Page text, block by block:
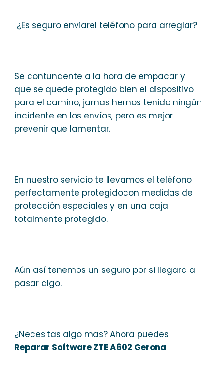
¿Es seguro enviarel teléfono para arreglar?
Se contundente a la hora de empacar y
que se quede protegido bien el dispositivo
para el camino, jamas hemos tenido ningún
incidente en los envíos, pero es mejor
prevenir que lamentar.
En nuestro servicio te llevamos el teléfono
perfectamente protegidocon medidas de
protección especiales y en una caja
totalmente protegido.
Aún así tenemos un seguro por si llegara a
pasar algo.
¿Necesitas algo mas? Ahora puedes
Reparar Software ZTE A602 Gerona